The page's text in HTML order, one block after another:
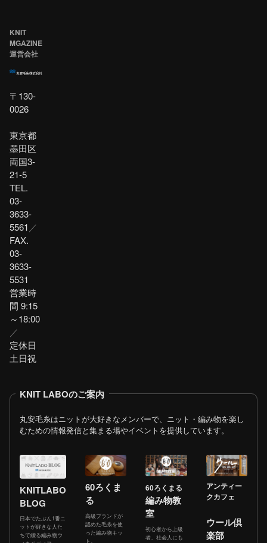
KNIT
MGAZINE
運営会社
〒130-
0026
東京都
墨田区
両国3-
21-5
TEL.
03-
3633-
5561 ／
FAX.
03-
3633-
5531
営業時
間 9:15
～18:00
／
定休日
土日祝
KNIT LABOのご案内
丸安毛糸はニットが大好きなメンバーで、ニット・編み物を楽し
むための情報発信と集まる場やイベントを提供しています。
KNITLABO
BLOG
日本でたぶん1番ニ
ットが好きな人た
ちで綴る編み物ウ
60ろくま
る
高級ブランドが
認めた毛糸を使
った編み物キッ
ト。
60ろくまる
編み物教
室
初心者から上級
者、社会人にも
アンティー
クカフェ
ウール倶
楽部